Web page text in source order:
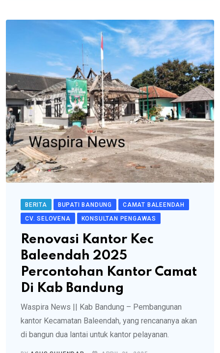
BERITA BUPATI BANDUNG
CAMAT BALEENDAH
CV. SELOVENA
KONSULTAN PENGAWAS
Renovasi Kantor Kec
Baleendah 2025
Percontohan Kantor Camat
Di Kab Bandung
Waspira News || Kab Bandung – Pembangunan
kantor Kecamatan Baleendah, yang rencananya akan
di bangun dua lantai untuk kantor pelayanan.